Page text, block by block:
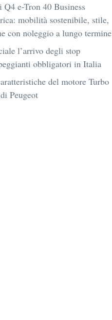
Q4 e-Tron 40 Business
mobilità sostenibile, stile,
con noleggio a lungo termine
l’arrivo degli stop
obbligatori in Italia
del motore Turbo
Peugeot